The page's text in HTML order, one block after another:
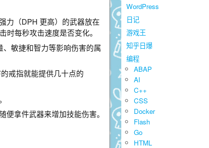
力（DPH 更高）的武器放在
每秒攻击速度是否变化。
敏捷和智力等影响伤害的属
戒指就能提供几十点的
拿件武器来增加技能伤害。
WordPress
日记
游戏王
知乎日爆
编程
ABAP
AI
C++
CSS
Docker
Flash
Go
HTML